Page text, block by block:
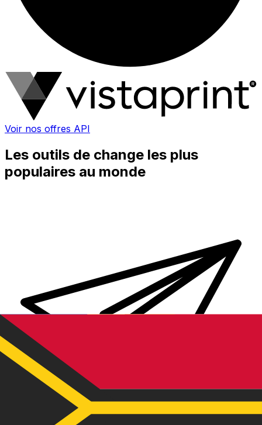
Voir nos offres API
Les outils de change les plus
populaires au monde